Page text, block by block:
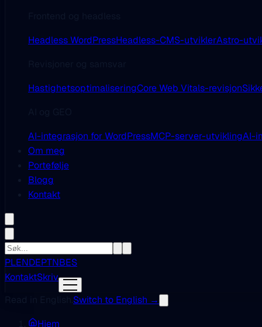
Headless WordPressHeadless-CMS-utviklerAstro-
HastighetsoptimaliseringCore Web Vitals-revisjon
AI-integrasjon for WordPressMCP-server-utviklingAI-
Om meg
Portefølje
Blogg
Kontakt
PLENDEPTNBES
KontaktSkriv
Switch to English →
Hjem